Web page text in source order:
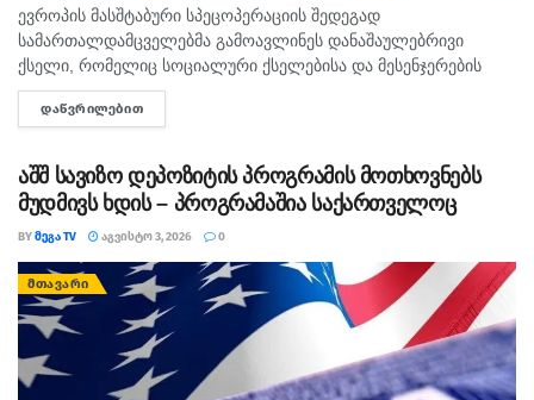
ევროპის მასშტაბური სპეცოპერაციის შედეგად
სამართალდამცველებმა გამოავლინეს დანაშაულებრივი
ქსელი, რომელიც სოციალური ქსელებისა და მესენჯერების
საშუალებით მოზარდებს შეკვეთილი მკვლელობებისთვის
იყენებდა. გამოძიების ინფორმაციით, დაჯგუფება
ჰპირდებოდა, თუმცა დავალების შესრულების შემდეგ
უმეტესობა პოლიციას...
ᲓᲐᲬᲕᲠᲘᲚᲔᲑᲘᲗ
აშშ სავიზო დეპოზიტის პროგრამის მოთხოვნებს
მუდმივს ხდის – პროგრამაშია საქართველოც
BYᲛᲔᲒᲐ TV ᲐᲒᲕᲘᲡᲢᲝ 3, 2026 0
ᲛᲗᲐᲕᲐᲠᲘ